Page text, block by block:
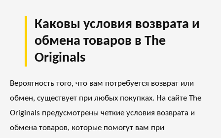
Каковы условия возврата и
обмена товаров в The
Originals
Вероятность того, что вам потребуется возврат или
обмен, существует при любых покупках. На сайте The
Originals предусмотрены четкие условия возврата и
обмена товаров, которые помогут вам при